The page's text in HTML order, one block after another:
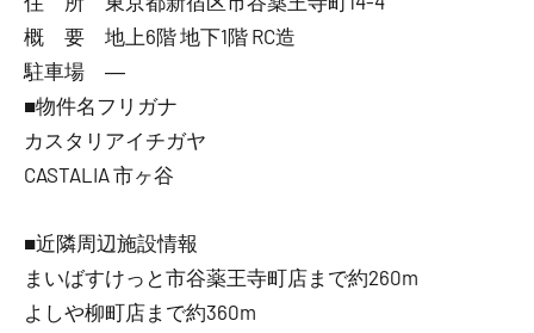
概 要 地上6階 地下1階 RC造
駐車場 ―
■物件名フリガナ
カスタリアイチガヤ
CASTALIA 市ヶ谷
■近隣周辺施設情報
まいばすけっと市谷薬王寺町店まで約260m
よしや柳町店まで約360m